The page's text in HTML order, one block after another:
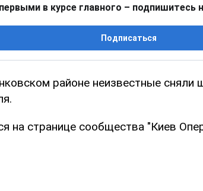
в курсе главного – подпишитесь
Подписаться
районе неизвестные сняли
на странице сообщества "Киев